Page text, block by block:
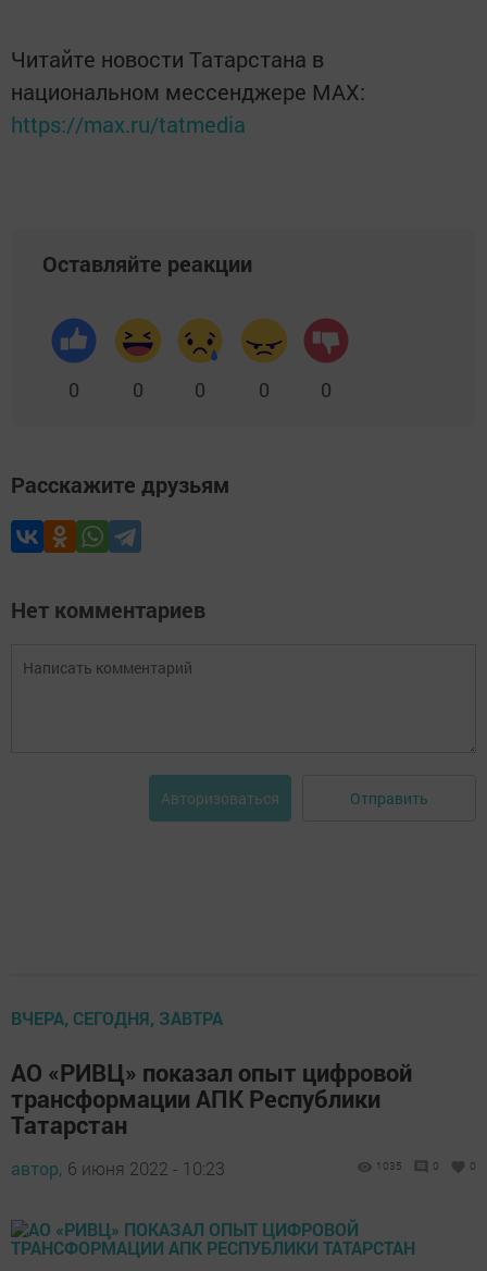
Читайте новости Татарстана в
национальном мессенджере MАХ:
https://max.ru/tatmedia
Оставляйте реакции
0 0 0 0 0
Расскажите друзьям
Нет комментариев
Авторизоваться Отправить
ВЧЕРА, СЕГОДНЯ, ЗАВТРА
АО «РИВЦ» показал опыт цифровой
трансформации АПК Республики
Татарстан
автор, 6 июня 2022 - 10:23 1035 0 0